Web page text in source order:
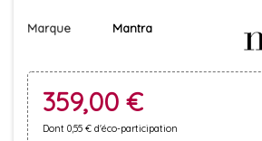
Marque Mantra
359,00 €
Dont 0,55 € d'éco-participation